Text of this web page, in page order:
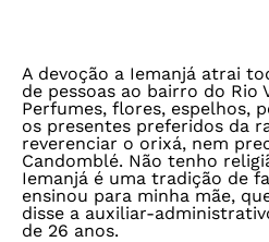
A devoção a Iemanjá atrai
de pessoas ao bairro do Rio
Perfumes, flores, espelhos,
os presentes preferidos da
reverenciar o orixá, nem
Candomblé. Não tenho
Iemanjá é uma tradição de
ensinou para minha mãe,
disse a auxiliar-
de 26 anos.